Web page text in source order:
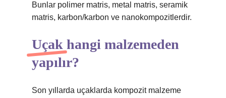
Bunlar polimer matris, metal matris, seramik
matris, karbon/karbon ve nanokompozitlerdir.
Uçak hangi malzemeden
yapılır?
Son yıllarda uçaklarda kompozit malzeme